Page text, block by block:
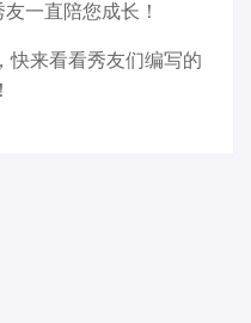
一直陪您成长！
快来看看秀友们编写的